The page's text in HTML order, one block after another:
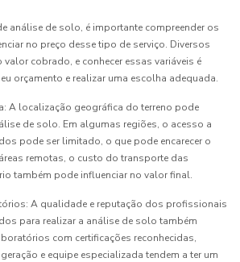
análise de solo, é importante compreender os
no preço desse tipo de serviço. Diversos
cobrado, e conhecer essas variáveis é
orçamento e realizar uma escolha adequada.
A localização geográfica do terreno pode
de solo. Em algumas regiões, o acesso a
pode ser limitado, o que pode encarecer o
remotas, o custo do transporte das
também pode influenciar no valor final.
A qualidade e reputação dos profissionais
para realizar a análise de solo também
com certificações reconhecidas,
e equipe especializada tendem a ter um